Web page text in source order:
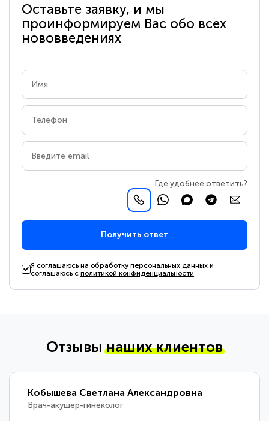
Оставьте заявку, и мы
проинформируем Вас обо всех
нововведениях
Где удобнее ответить?
Получить ответ
Я соглашаюсь на обработку персональных данных и
соглашаюсь сполитикой конфиденциальности
Отзывынаших клиентов
Кобышева Светлана Александровна
Врач-акушер-гинеколог